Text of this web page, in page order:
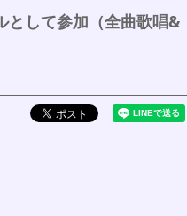
として参加（全曲歌唱&